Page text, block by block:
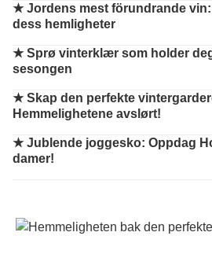
★Jordens mest förundrande
dess hemligheter
★Sprø vinterklær som holder
sesongen
★Skap den perfekte
Hemmelighetene avslørt!
★Jublende joggesko: Oppdag
damer!